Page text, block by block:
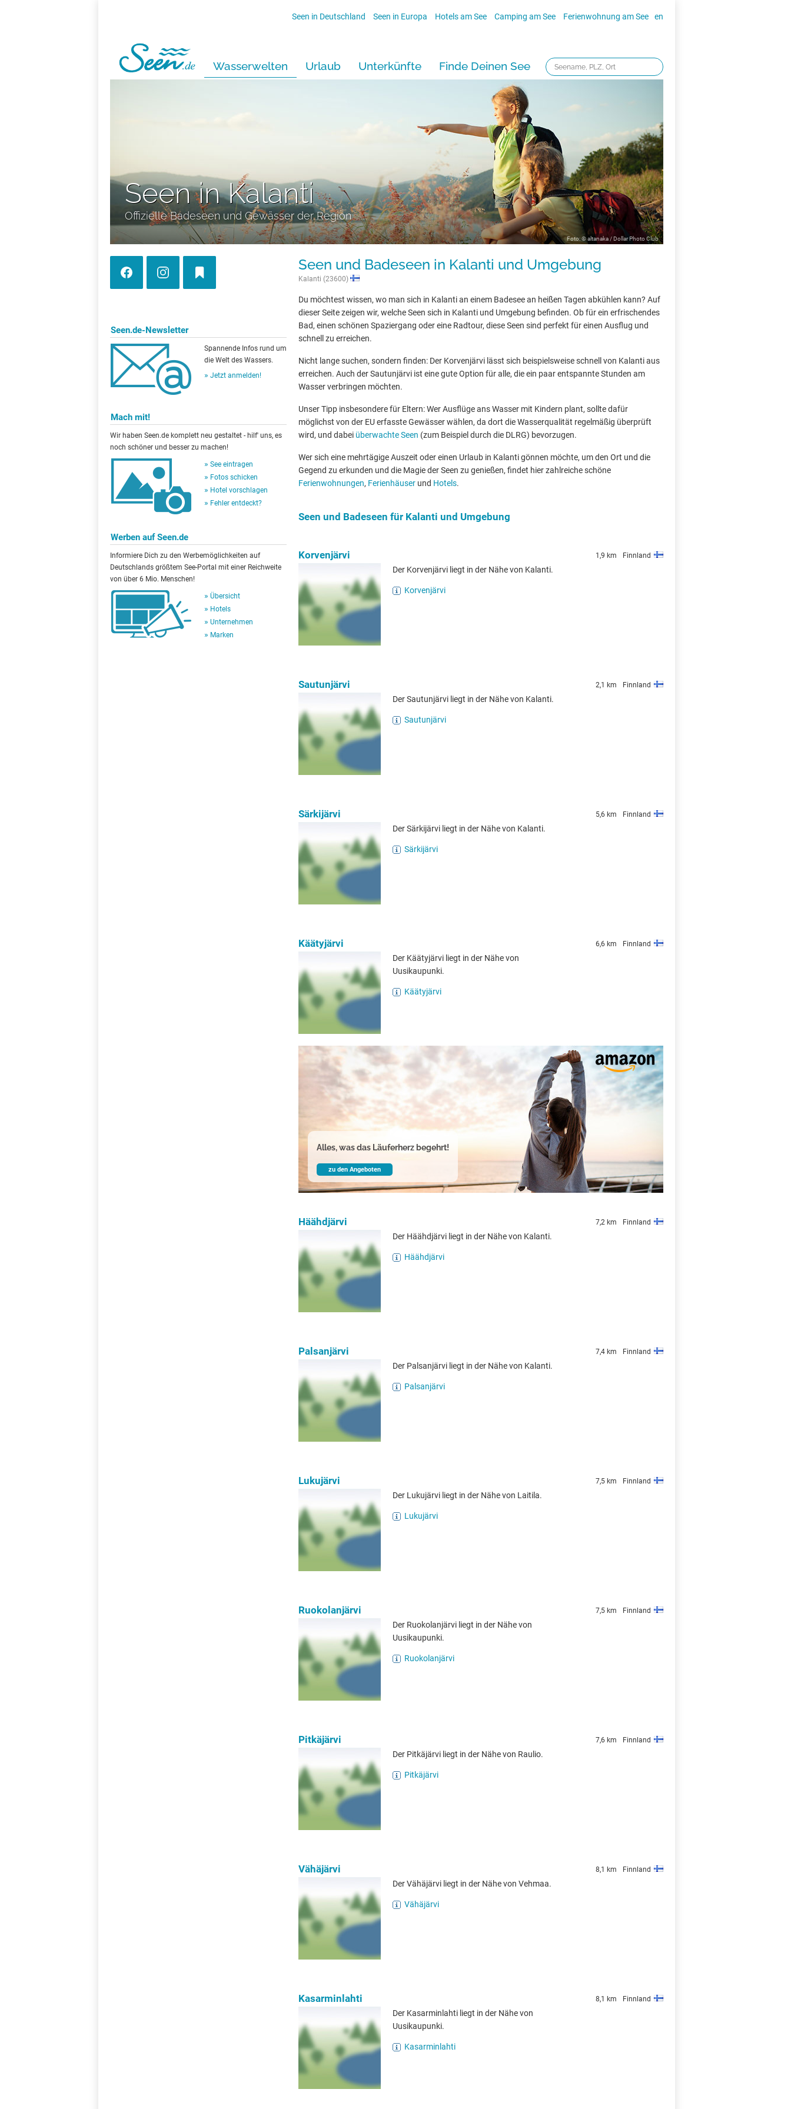
Seen in Deutschland Seen in Europa Hotels am See Camping am See Ferienwohnung am See en
Wasserwelten Urlaub Unterkünfte Finde Deinen See
Seen in Kalanti
Offizielle Badeseen und Gewässer der Region
Foto: © altanaka / Dollar Photo Club
Seen.de-Newsletter
Spannende Infos rund um
die Welt des Wassers.
Jetzt anmelden!
Mach mit!
Wir haben Seen.de komplett neu gestaltet - hilf' uns, es
noch schöner und besser zu machen!
See eintragen
Fotos schicken
Hotel vorschlagen
Fehler entdeckt?
Werben auf Seen.de
Informiere Dich zu den Werbemöglichkeiten auf
Deutschlands größtem See-Portal mit einer Reichweite
von über 6 Mio. Menschen!
Übersicht
Hotels
Unternehmen
Marken
Seen und Badeseen in Kalanti und Umgebung
Kalanti (23600)
Du möchtest wissen, wo man sich in Kalanti an einem Badesee an heißen Tagen abkühlen kann? Auf
dieser Seite zeigen wir, welche Seen sich in Kalanti und Umgebung befinden. Ob für ein erfrischendes
Bad, einen schönen Spaziergang oder eine Radtour, diese Seen sind perfekt für einen Ausflug und
schnell zu erreichen.
Nicht lange suchen, sondern finden: Der Korvenjärvi lässt sich beispielsweise schnell von Kalanti aus
erreichen. Auch der Sautunjärvi ist eine gute Option für alle, die ein paar entspannte Stunden am
Wasser verbringen möchten.
Unser Tipp insbesondere für Eltern: Wer Ausflüge ans Wasser mit Kindern plant, sollte dafür
möglichst von der EU erfasste Gewässer wählen, da dort die Wasserqualität regelmäßig überprüft
wird, und dabei überwachte Seen (zum Beispiel durch die DLRG) bevorzugen.
Wer sich eine mehrtägige Auszeit oder einen Urlaub in Kalanti gönnen möchte, um den Ort und die
Gegend zu erkunden und die Magie der Seen zu genießen, findet hier zahlreiche schöne
Ferienwohnungen, Ferienhäuser und Hotels.
Seen und Badeseen für Kalanti und Umgebung
Korvenjärvi 1,9 km Finnland
Der Korvenjärvi liegt in der Nähe von Kalanti.
Korvenjärvi
Sautunjärvi 2,1 km Finnland
Der Sautunjärvi liegt in der Nähe von Kalanti.
Sautunjärvi
Särkijärvi 5,6 km Finnland
Der Särkijärvi liegt in der Nähe von Kalanti.
Särkijärvi
Käätyjärvi 6,6 km Finnland
Der Käätyjärvi liegt in der Nähe von
Uusikaupunki.
Käätyjärvi
Alles, was das Läuferherz begehrt!
zu den Angeboten
Häähdjärvi 7,2 km Finnland
Der Häähdjärvi liegt in der Nähe von Kalanti.
Häähdjärvi
Palsanjärvi 7,4 km Finnland
Der Palsanjärvi liegt in der Nähe von Kalanti.
Palsanjärvi
Lukujärvi 7,5 km Finnland
Der Lukujärvi liegt in der Nähe von Laitila.
Lukujärvi
Ruokolanjärvi 7,5 km Finnland
Der Ruokolanjärvi liegt in der Nähe von
Uusikaupunki.
Ruokolanjärvi
Pitkäjärvi 7,6 km Finnland
Der Pitkäjärvi liegt in der Nähe von Raulio.
Pitkäjärvi
Vähäjärvi 8,1 km Finnland
Der Vähäjärvi liegt in der Nähe von Vehmaa.
Vähäjärvi
Kasarminlahti 8,1 km Finnland
Der Kasarminlahti liegt in der Nähe von
Uusikaupunki.
Kasarminlahti